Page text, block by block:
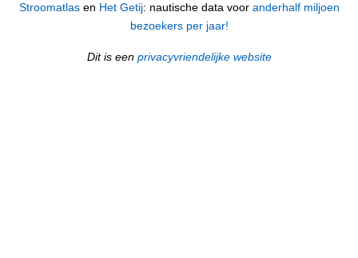
Stroomatlasen Het Getij: nautische data voor anderhalf miljoen
bezoekers per jaar!
Dit is een privacyvriendelijke website